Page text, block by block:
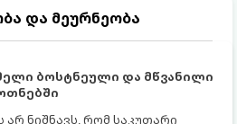
და მეურნეობა
ბოსტნეული და მწვანილი
არ ნიშნავს, რომ საკუთარი